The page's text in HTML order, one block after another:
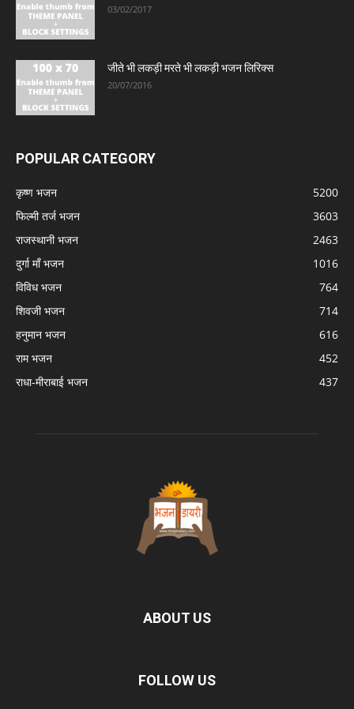
03/02/2017
जीते भी लकड़ी मरते भी लकड़ी भजन लिरिक्स
20/07/2016
POPULAR CATEGORY
कृष्ण भजन
5200
फिल्मी तर्ज भजन
3603
राजस्थानी भजन
2463
दुर्गा माँ भजन
1016
विविध भजन
764
शिवजी भजन
714
हनुमान भजन
616
राम भजन
452
राधा-मीराबाई भजन
437
ABOUT US
FOLLOW US